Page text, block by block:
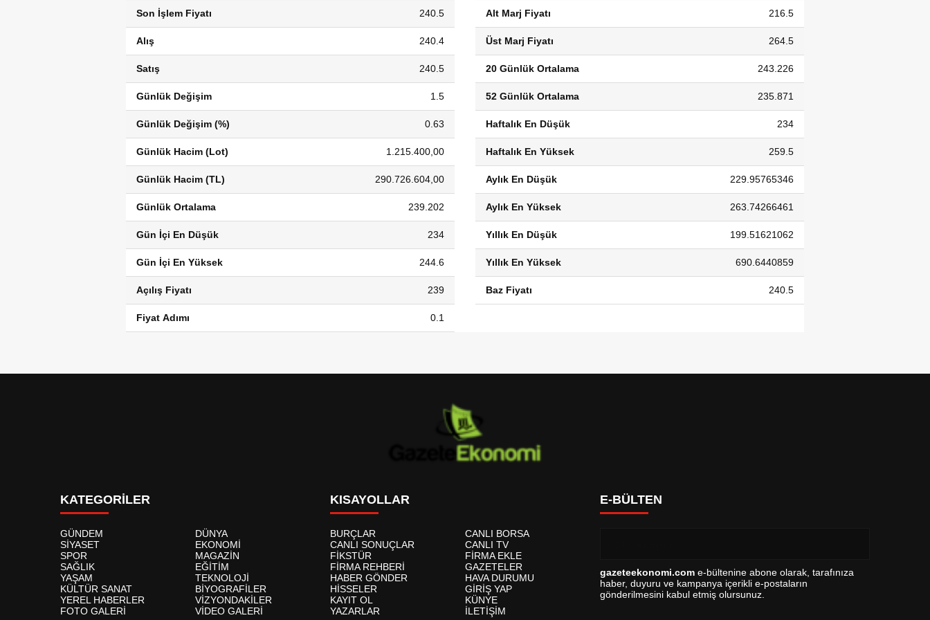
Son İşlem Fiyatı 240.5
Alış 240.4
Satış 240.5
Günlük Değişim 1.5
Günlük Değişim (%) 0.63
Günlük Hacim (Lot) 1.215.400,00
Günlük Hacim (TL) 290.726.604,00
Günlük Ortalama 239.202
Gün İçi En Düşük 234
Gün İçi En Yüksek 244.6
Açılış Fiyatı 239
Fiyat Adımı 0.1
Alt Marj Fiyatı 216.5
Üst Marj Fiyatı 264.5
20 Günlük Ortalama 243.226
52 Günlük Ortalama 235.871
Haftalık En Düşük 234
Haftalık En Yüksek 259.5
Aylık En Düşük 229.95765346
Aylık En Yüksek 263.74266461
Yıllık En Düşük 199.51621062
Yıllık En Yüksek 690.6440859
Baz Fiyatı 240.5
KATEGORİLER
GÜNDEM
DÜNYA
SİYASET
EKONOMİ
SPOR
MAGAZİN
SAĞLIK
EĞİTİM
YAŞAM
TEKNOLOJİ
KÜLTÜR SANAT
BİYOGRAFİLER
YEREL HABERLER
VİZYONDAKİLER
FOTO GALERİ
VİDEO GALERİ
KISAYOLLAR
BURÇLAR
CANLI BORSA
CANLI SONUÇLAR
CANLI TV
FİKSTÜR
FİRMA EKLE
FİRMA REHBERİ
GAZETELER
HABER GÖNDER
HAVA DURUMU
HİSSELER
GİRİŞ YAP
KAYIT OL
KÜNYE
YAZARLAR
İLETİŞİM
E-BÜLTEN
gazeteekonomi.com e-bültenine abone olarak, tarafınıza
haber, duyuru ve kampanya içerikli e-postaların
gönderilmesini kabul etmiş olursunuz.